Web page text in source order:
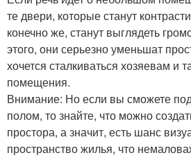
те двери, которые станут
конечно же, станут выглядеть
этого, они серьезно уменьшат
хочется сталкиваться хозяевам и
помещения.
Внимание: Но если вы сможете
полом, то знайте, что можно
простора, а значит, есть шанс
пространство жилья, что